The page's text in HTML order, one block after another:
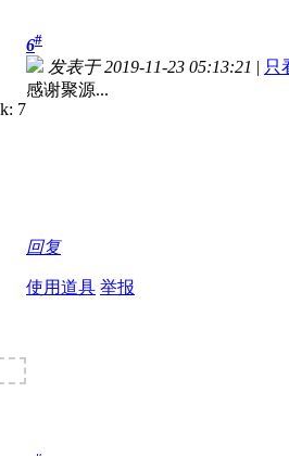
6#
发表于 2019-11-23 05:13:21 | 只
感谢聚源...
回复
使用道具 举报